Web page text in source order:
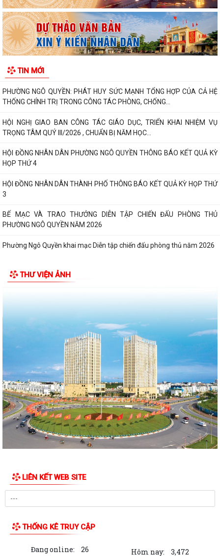
TIN MỚI
Phường Ngô Quyền trao tặng sách giáo khoa, đồng phục cho 307 học
sinh có hoàn cảnh khó khăn trước...
Phường Ngô Quyền đẩy mạnh công tác phòng, chống ma túy và nhân
rộng các mô hình an ninh trật tự tại...
THƯ CẢM ƠN – NIỀM TIN CỦA NHÂN DÂN DÀNH CHO CHÍNH QUYỀN
PHƯỜNG NGÔ QUYỀN: PHÁT HUY SỨC MẠNH TỔNG HỢP CỦA CẢ HỆ
THỐNG CHÍNH TRỊ TRONG CÔNG TÁC PHÒNG, CHỐNG...
HỘI NGHỊ GIAO BAN CÔNG TÁC GIÁO DỤC, TRIỂN KHAI NHIỆM VỤ
TRỌNG TÂM QUÝ III/2026 , CHUẨN BỊ NĂM HỌC...
HỘI ĐỒNG NHÂN DÂN PHƯỜNG NGÔ QUYỀN THÔNG BÁO KẾT QUẢ KỲ
HỌP THỨ 4
HỘI ĐỒNG NHÂN DÂN THÀNH PHỐ THÔNG BÁO KẾT QUẢ KỲ HỌP THỨ
3
BẾ MẠC VÀ TRAO THƯỞNG DIỄN TẬP CHIẾN ĐẤU PHÒNG THỦ
PHƯỜNG NGÔ QUYỀN NĂM 2026
Phường Ngô Quyền khai mạc Diễn tập chiến đấu phòng thủ năm 2026
THƯ TRI ÂN GIA ĐÌNH CÁC ANH HÙNG LIỆT...
Phường Ngô Quyền: Chuỗi hoạt động tri ân, “Đền ơn đáp nghĩa” thiết
thực nhân kỷ niệm 79 năm Ngày...
PHƯỜNG NGÔ QUYỀN TỔ CHỨC HỘI NGHỊ TRAO TẶNG ẢNH PHỤC CHẾ
LIỆT SĨ VÀ TẶNG QUÀ CHO CÁC HỘ GIA ĐÌNH...
ỦY BAN NHÂN DÂN PHƯỜNG NGÔ QUYỀN THÔNG TIN Về việc cưỡng
chế cưỡng chế 02 tổ chức để thu hồi nhà là...
PHƯỜNG NGÔ QUYỀN THĂM HỎI, TẶNG QUÀ GIA ĐÌNH CHÍNH SÁCH,
NGƯỜI CÓ CÔNG NHÂN DỊP 27/7
PHƯỜNG NGÔ QUYỀN VIẾNG NGHĨA TRANG LIỆT SĨ NHÂN KỶ NIỆM 79
NĂM NGÀY THƯƠNG BINH LIỆT SĨ 27/7
UBND PHƯỜNG NGÔ QUYỀN THÔNG BÁO THỜI GIAN TỔ CHỨC HỘI
NGHỊ ĐỐI THOẠI DOANH NGHIỆP, HỘ KINH DOANH,...
PHƯỜNG NGÔ QUYỀN TỔ CHỨC GIAO BAN TỔ DÂN PHỐ SAU SẮP XẾP,
HỘI ĐỒNG NHÂN DÂN PHƯỜNG NGÔ QUYỀN THÔNG BÁO KẾT QUẢ KỲ
THƯ VIỆN ẢNH
LIÊN KẾT WEB SITE
THỐNG KÊ TRUY CẬP
Đang online: 26 Hôm nay: 3,472